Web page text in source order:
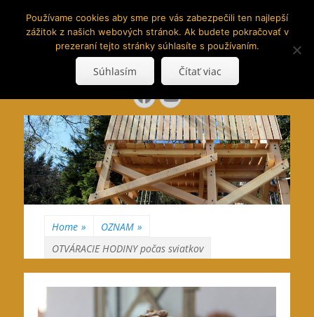
www.hranoly.sk
…kus prírody priamo k Vám
Search
Facebook
YouTube
Home » OZNAM »
OTVÁRACIE HODINY počas sviatkov
Používame cookies aby sme pre vás zabezpečili ten najlepší
zážitok z našich webových stránok. Ak budete pokračovať v
prezeraní tejto stránky súhlasíte s používaním.
Súhlasím Čítať viac